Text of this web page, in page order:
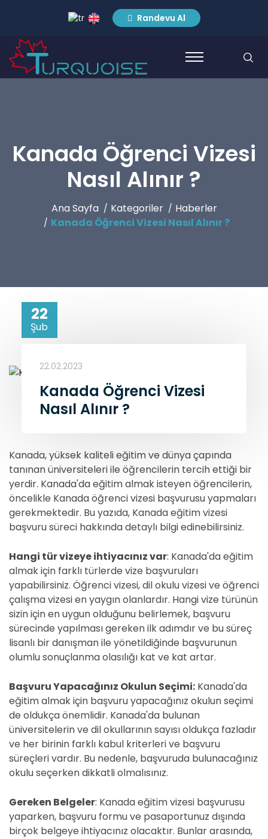
Randevu Al
Kanada Öğrenci Vizesi
Nasıl Alınır ?
Ana Sayfa Kategoriler
Haberler
Kanada Öğrenci Vizesi Nasıl Alınır ?
22
Şub
22.02.2023
Kanada Öğrenci Vizesi
Nasıl Alınır ?
Kanada, yüksek kaliteli eğitim ve dünya çapında
tanınan üniversiteleri ile öğrencilerin tercih ettiği bir
yerdir. Kanada'da eğitim almak isteyen öğrencilerin,
öncelikle Kanada öğrenci vizesi başvurusu yapmaları
gerekmektedir. Bu yazıda, Kanada eğitim vizesi
başvuru süreci hakkında detaylı bilgi edinebilirsiniz.
Hangi tür vizeye ihtiyacınız var: Kanada'da eğitim
almak için farklı türlerde vize başvuruları
yapabilirsiniz. Öğrenci vizesi, dil okulu vizesi ve öğrenci
çalışma vizesi en yaygın olanlardır. Hangi vize türünün
sizin için en uygun olduğunu belirlemek, başvuru
sürecinde yapılması gereken ilk adımdır ve bu süreç
lisanlı bir danışman ile yönetildiğinde başvurunun
olumlu sonuçlanma olasılığı kat ve kat artar.
Başvuru Yapacağınız Okulun Seçimi: Kanada'da
eğitim almak için başvuru yapacağınız okulun seçimi
de oldukça önemlidir. Kanada'da bulunan
üniversitelerin ve dil okullarının sayısı oldukça fazladır
ve her birinin farklı kabul kriterleri ve başvuru
süreçleri vardır. Bu nedenle, başvuruda bulunacağınız
okulu seçerken dikkatli olmalısınız.
Gereken Belgeler: Kanada eğitim vizesi başvurusu
yaparken, başvuru formu ve pasaportunuz dışında
birçok belgeye ihtiyacınız olacaktır. Bunlar arasında,